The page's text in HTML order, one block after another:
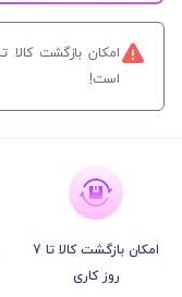
است!
امکان بازگشت کالا تا 7
روز کاری